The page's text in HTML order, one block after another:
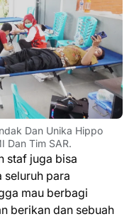
Dan Unika Hippo
Dan Tim SAR.
staf juga bisa
seluruh para
mau berbagi
berikan dan sebuah